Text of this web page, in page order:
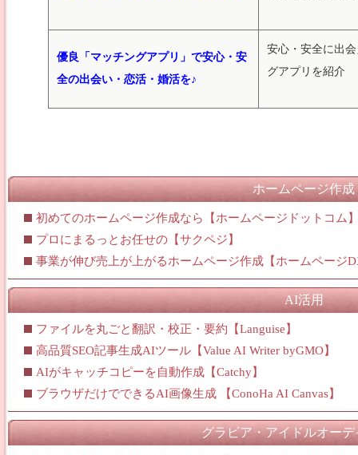
優良「マッチングアプリ」で安心・安
全の出会い・恋活・婚活を♪
安心・安全に出
グアプリを紹介
ホームページ作成
初めてのホームページ作成なら【ホームページドットコム
プロにまるっとお任せの【サクペジ】
事業が伸び売上が上がるホームページ作成【ホームページ
AI活用
ファイルを丸ごと翻訳・校正・要約【Languise】
高品質SEO記事生成AIツール【Value AI Writer byGMO】
AIがキャッチコピーを自動作成【Catchy】
ブラウザだけでできるAI画像生成 【ConoHa AI Canvas】
グラビア・アイドルオーデ